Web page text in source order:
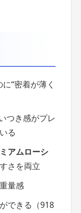
“密着が薄く
つき感がプレ
る
アムローシ
さを両立
量感
できる（918